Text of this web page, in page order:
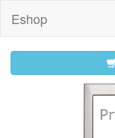
Eshop